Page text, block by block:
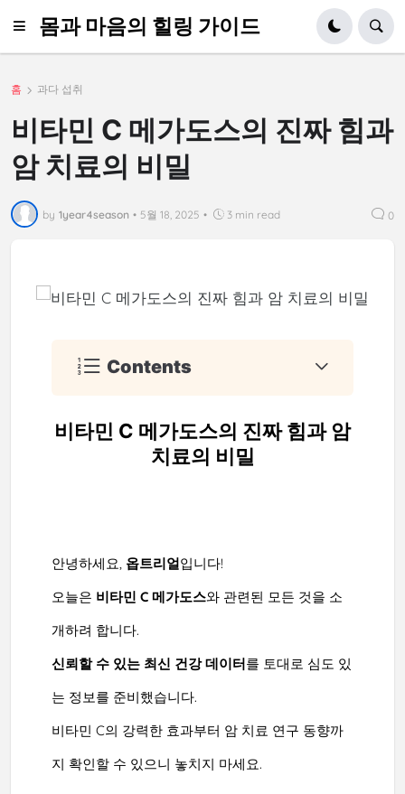
몸과 마음의 힐링 가이드
홈 과다 섭취
비타민 C 메가도스의 진짜 힘과
암 치료의 비밀
by 1year4season • 5월 18, 2025 • 3 min read 0
Contents
비타민 C 메가도스의 진짜 힘과 암
치료의 비밀
안녕하세요, 옵트리얼입니다!
오늘은 비타민 C 메가도스와 관련된 모든 것을 소
개하려 합니다.
신뢰할 수 있는 최신 건강 데이터를 토대로 심도 있
는 정보를 준비했습니다.
비타민 C의 강력한 효과부터 암 치료 연구 동향까
지 확인할 수 있으니 놓치지 마세요.